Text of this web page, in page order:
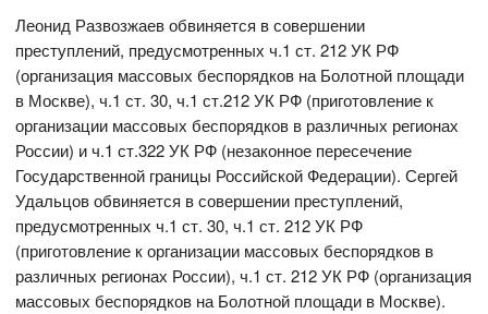
Леонид Развозжаев обвиняется в совершении
преступлений, предусмотренных ч.1 ст. 212 УК РФ
(организация массовых беспорядков на Болотной площади
в Москве), ч.1 ст. 30, ч.1 ст.212 УК РФ (приготовление к
организации массовых беспорядков в различных регионах
России) и ч.1 ст.322 УК РФ (незаконное пересечение
Государственной границы Российской Федерации). Сергей
Удальцов обвиняется в совершении преступлений,
предусмотренных ч.1 ст. 30, ч.1 ст. 212 УК РФ
(приготовление к организации массовых беспорядков в
различных регионах России), ч.1 ст. 212 УК РФ (организация
массовых беспорядков на Болотной площади в Москве).